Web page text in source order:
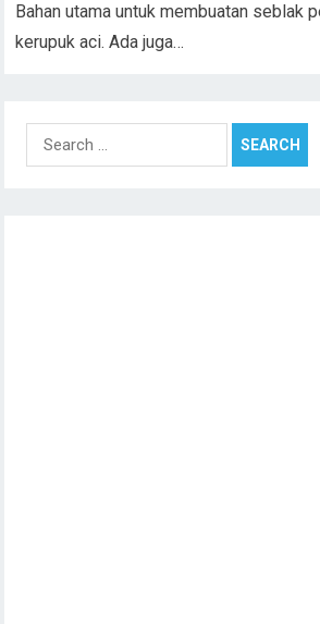
Bahan utama untuk membuatan seblak
kerupuk aci. Ada juga…
Search
for: